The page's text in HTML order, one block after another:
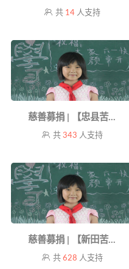
共 14人支持
慈善募捐 | 【忠县苦...
共 343 人支持
慈善募捐 | 【新田苦...
共 628 人支持